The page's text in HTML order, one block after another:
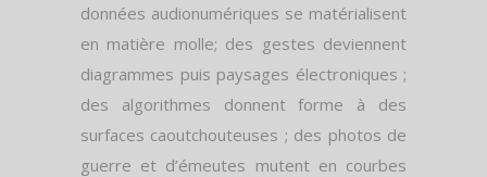
données audionumériques se matérialisent
en matière molle; des gestes deviennent
diagrammes puis paysages électroniques ;
des algorithmes donnent forme à des
surfaces caoutchouteuses ; des photos de
guerre et d’émeutes mutent en courbes